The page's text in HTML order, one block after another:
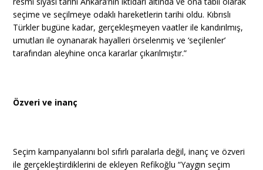
seçime ve seçilmeye odaklı hareketlerin tarihi oldu. Kıbrıslı
Türkler bugüne kadar, gerçekleşmeyen vaatler ile kandırılmış,
umutları ile oynanarak hayalleri örselenmiş ve ‘seçilenler’
tarafından aleyhine onca kararlar çıkarılmıştır.”
Özveri ve inanç
Seçim kampanyalarını bol sıfırlı paralarla değil, inanç ve özveri
ile gerçekleştirdiklerini de ekleyen Refikoğlu “Yaygın seçim